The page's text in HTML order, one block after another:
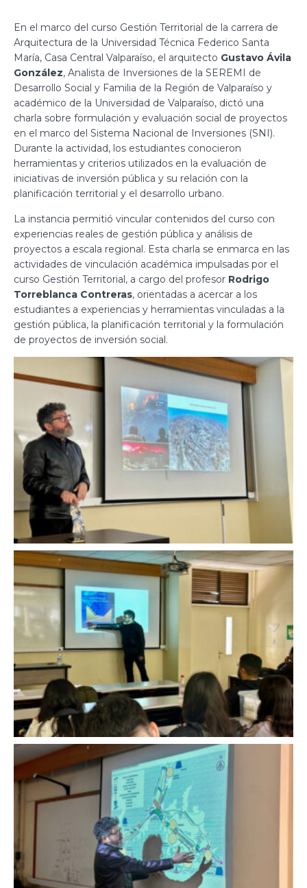
En el marco del curso Gestión Territorial de la carrera de
Arquitectura de la Universidad Técnica Federico Santa
María, Casa Central Valparaíso, el arquitecto Gustavo Ávila
González, Analista de Inversiones de la SEREMI de
Desarrollo Social y Familia de la Región de Valparaíso y
académico de la Universidad de Valparaíso, dictó una
charla sobre formulación y evaluación social de proyectos
en el marco del Sistema Nacional de Inversiones (SNI).
Durante la actividad, los estudiantes conocieron
herramientas y criterios utilizados en la evaluación de
iniciativas de inversión pública y su relación con la
planificación territorial y el desarrollo urbano.
La instancia permitió vincular contenidos del curso con
experiencias reales de gestión pública y análisis de
proyectos a escala regional. Esta charla se enmarca en las
actividades de vinculación académica impulsadas por el
curso Gestión Territorial, a cargo del profesor Rodrigo
Torreblanca Contreras, orientadas a acercar a los
estudiantes a experiencias y herramientas vinculadas a la
gestión pública, la planificación territorial y la formulación
de proyectos de inversión social.